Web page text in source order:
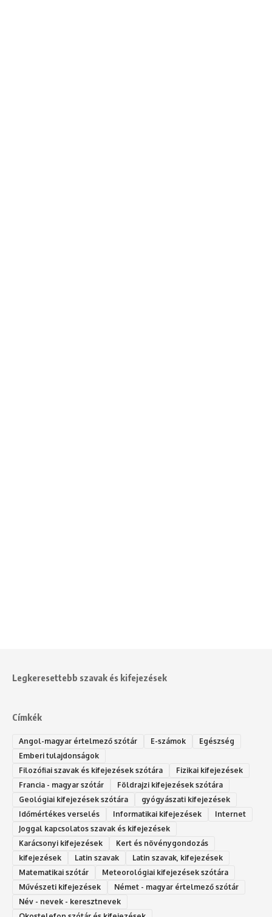
Legkeresettebb szavak és kifejezések
Címkék
Angol-magyar értelmező szótár E-számok
Egészség
Emberi tulajdonságok
Filozófiai szavak és kifejezések szótára
Fizikai kifejezések
Francia - magyar szótár
Földrajzi kifejezések szótára
Geológiai kifejezések szótára
gyógyászati kifejezések
Időmértékes verselés
Informatikai kifejezések
Internet
Joggal kapcsolatos szavak és kifejezések
Karácsonyi kifejezések
Kert és növénygondozás
kifejezések
Latin szavak
Latin szavak, kifejezések
Matematikai szótár
Meteorológiai kifejezések szótára
Művészeti kifejezések
Német - magyar értelmező szótár
Név - nevek - keresztnevek